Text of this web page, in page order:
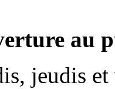
au
jeudis et